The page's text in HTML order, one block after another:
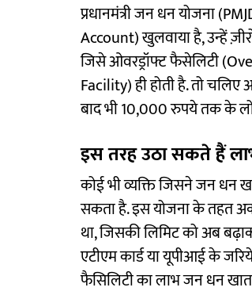
प्रधानमंत्री जन धन योजना
Account) खुलवाया है, उन्हें
जिसे ओवरड्रॉफ्ट फैसेलिटी
Facility) ही होती है. तो
बाद भी 10,000 रुपये तक के
इस तरह उठा सकते हैं
कोई भी व्यक्ति जिसने जन धन
सकता है. इस योजना के तहत
था, जिसकी लिमिट को अब
एटीएम कार्ड या यूपीआई के
फैसिलिटी का लाभ जन धन